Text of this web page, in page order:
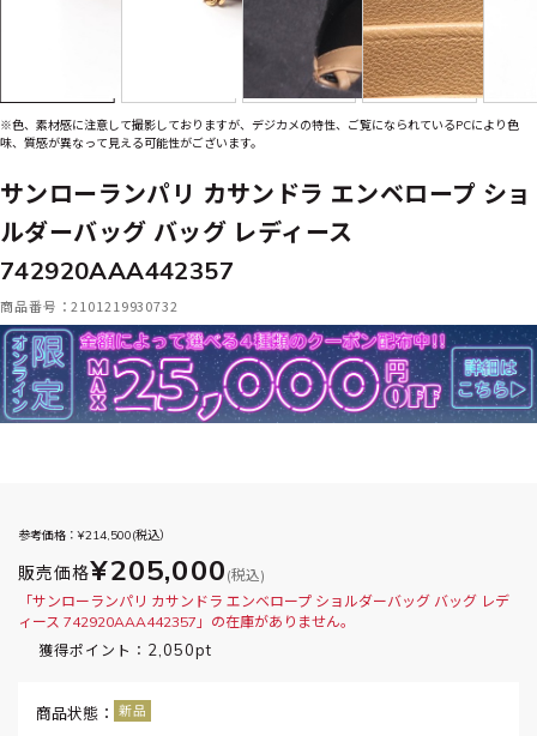
※色、素材感に注意して撮影しておりますが、デジカメの特性、ご覧になられているPCにより色
味、質感が異なって見える可能性がございます。
サンローランパリ カサンドラ エンベロープ ショ
ルダーバッグ バッグ レディース
742920AAA442357
商品番号：2101219930732
参考価格：¥214,500(税込）
販売価格¥205,000 (税込)
「サンローランパリ カサンドラ エンベロープ ショルダーバッグ バッグ レデ
ィース 742920AAA442357」の在庫がありません。
獲得ポイント： 2,050pt
商品状態：